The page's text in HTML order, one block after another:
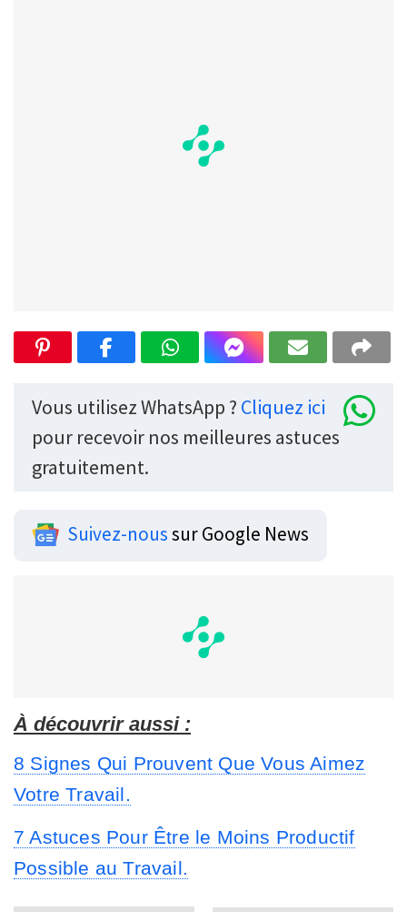
Vous utilisez WhatsApp ? Cliquez ici
pour recevoir nos meilleures astuces
gratuitement.
Suivez-noussur Google News
À découvrir aussi :
8 Signes Qui Prouvent Que Vous Aimez
Votre Travail.
7 Astuces Pour Être le Moins Productif
Possible au Travail.